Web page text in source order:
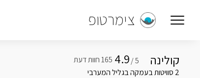
צימרטופ
קולינה 5 /
4.9
2 סוויטות בעמקה בגליל המערבי